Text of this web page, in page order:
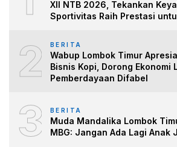
XII NTB 2026, Tekankan
Sportivitas Raih Prestasi
2 BERITA
Wabup Lombok Timur
Bisnis Kopi, Dorong Ekonomi
Pemberdayaan Difabel
3 BERITA
Muda Mandalika Lombok
MBG: Jangan Ada Lagi Anak